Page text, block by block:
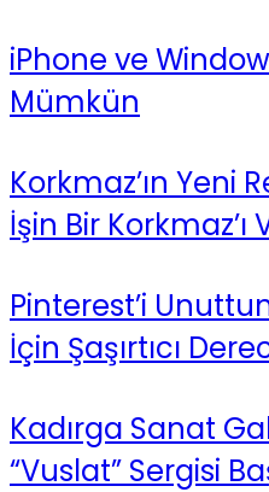
iPhone ve
Mümkün
Korkmaz’ın Yeni
İşin Bir Korkmaz’ı
Pinterest’i
İçin Şaşırtıcı
Kadırga Sanat
“Vuslat” Sergisi